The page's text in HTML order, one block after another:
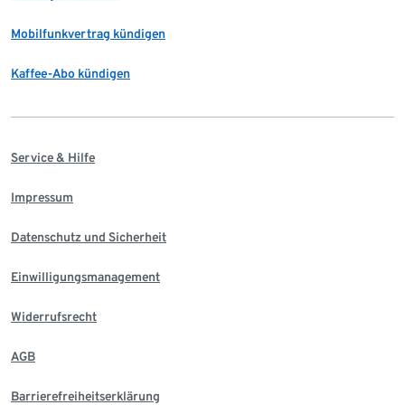
Mobilfunkvertrag kündigen
Kaffee-Abo kündigen
Service & Hilfe
Impressum
Datenschutz und Sicherheit
Einwilligungsmanagement
Widerrufsrecht
AGB
Barrierefreiheitserklärung